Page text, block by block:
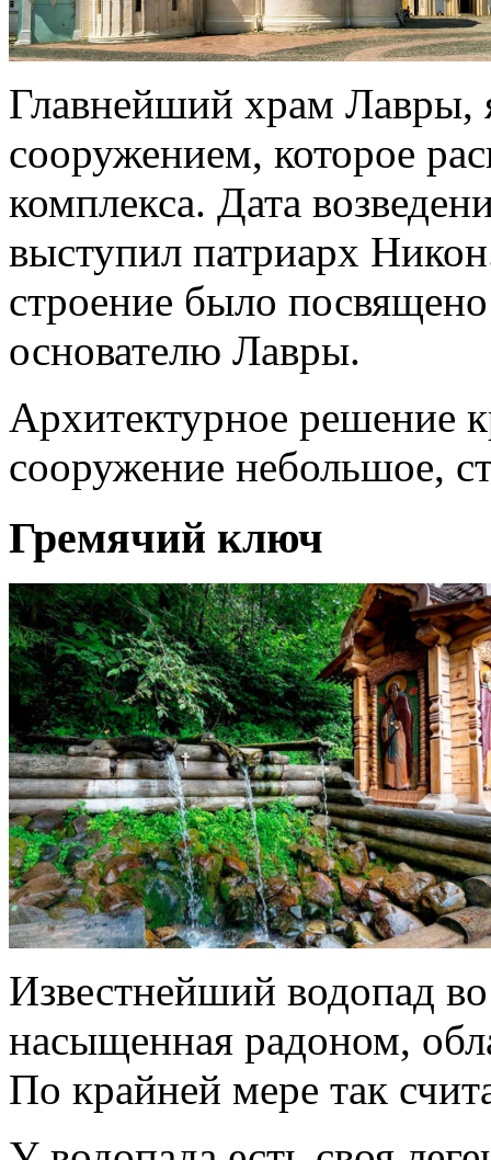
Главнейший храм Лавры,
сооружением, которое
комплекса. Дата
выступил патриарх
строение было
основателю Лавры.
Архитектурное решение
сооружение небольшое,
Гремячий ключ
Известнейший водопад
насыщенная радоном,
По крайней мере так